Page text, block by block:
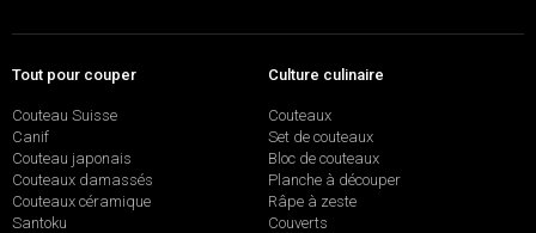
Tout pour couper
Couteau Suisse
Canif
Couteau japonais
Couteaux damassés
Couteaux céramique
Santoku
Culture culinaire
Couteaux
Set de couteaux
Bloc de couteaux
Planche à découper
Râpe à zeste
Couverts